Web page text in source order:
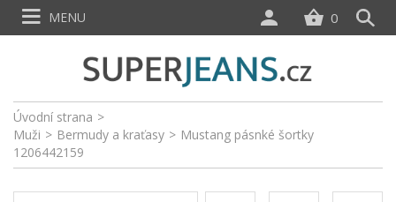
Úvodní strana >
Muži > Bermudy a kraťasy > Mustang pásnké šortky
1206442159
0
MENU